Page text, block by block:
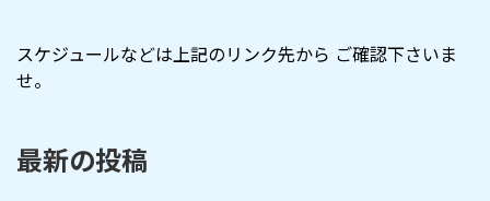
スケジュールなどは上記のリンク先から ご確認下さいま
せ。
最新の投稿